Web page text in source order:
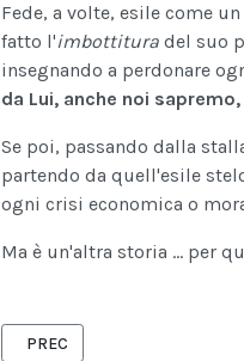
Fede, a volte, esile come
fatto l'imbottitura del suo
insegnando a perdonare
da Lui, anche noi
Se poi, passando dalla
partendo da quell'esile
ogni crisi economica o
Ma è un'altra storia ... per
ARTICOLO PRECEDENTE: 28
PREC